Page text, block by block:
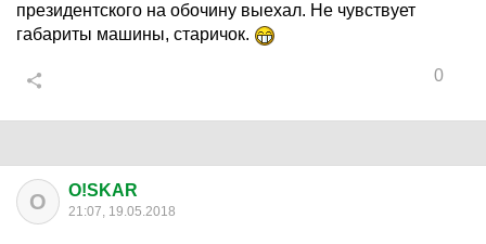
президентского на обочину выехал. Не чувствует
габариты машины, старичок.
0
O O!SKAR
21:07, 19.05.2018